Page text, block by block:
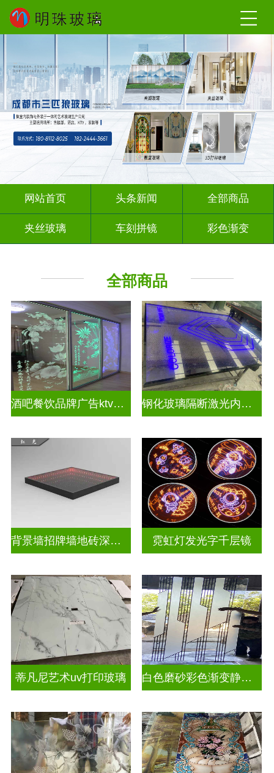
网站首页 头条新闻 全部商品
夹丝玻璃 车刻拼镜 彩色渐变
深 渊 镜
全部商品
酒吧餐饮品牌广告ktv激光内雕发光艺术玻璃 钢化玻璃隔断激光内雕护栏玻璃
背景墙招牌墙地砖深渊镜 霓虹灯发光字千层镜
蒂凡尼艺术uv打印玻璃 白色磨砂彩色渐变静电玻璃UV打印加工